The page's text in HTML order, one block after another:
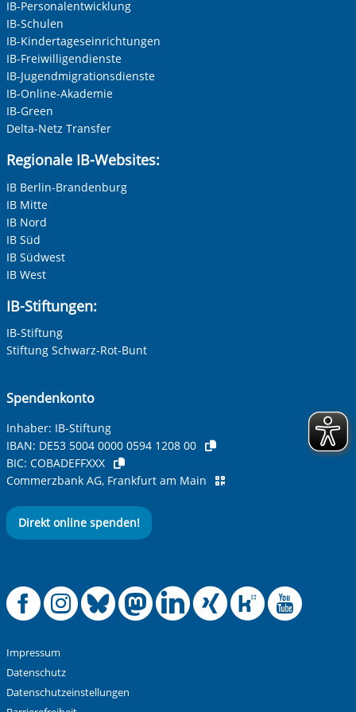
IB-Personalentwicklung
IB-Schulen
IB-Kindertageseinrichtungen
IB-Freiwilligendienste
IB-Jugendmigrationsdienste
IB-Online-Akademie
IB-Green
Delta-Netz Transfer
Regionale IB-Websites:
IB Berlin-Brandenburg
IB Mitte
IB Nord
IB Süd
IB Südwest
IB West
IB-Stiftungen:
IB-Stiftung
Stiftung Schwarz-Rot-Bunt
Spendenkonto
Inhaber: IB-Stiftung
IBAN: DE53 5004 0000 0594 1208 00
BIC: COBADEFFXXX
Commerzbank AG, Frankfurt am Main
Direkt online spenden!
Offizielle
Offizielle
Offizielle
Offizielle
Offizielle
Impressum
Datenschutz
Datenschutzeinstellungen